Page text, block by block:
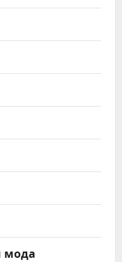
мода